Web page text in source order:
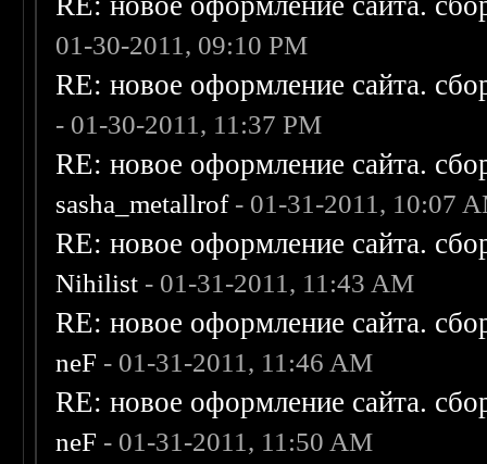
01-30-2011, 09:10 PM
RE: новое оформление сайта.
- 01-30-2011, 11:37 PM
RE: новое оформление сайта.
sasha_metallrof- 01-31-2011, 10:07
RE: новое оформление сайта.
Nihilist - 01-31-2011, 11:43 AM
RE: новое оформление сайта.
neF - 01-31-2011, 11:46 AM
RE: новое оформление сайта.
neF - 01-31-2011, 11:50 AM